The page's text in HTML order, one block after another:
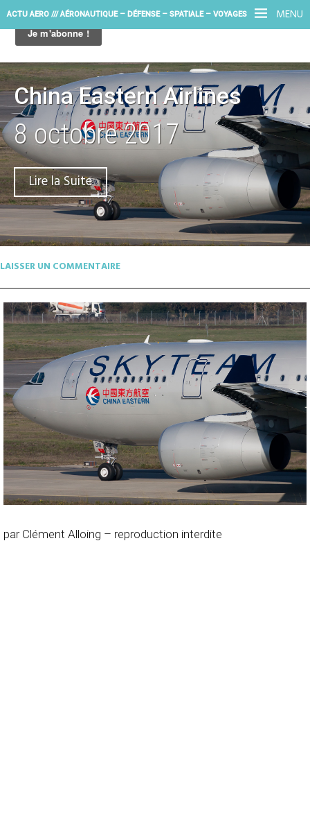
MENU
ACTU AERO /// AÉRONAUTIQUE – DÉFENSE – SPATIALE – VOYAGES
China Eastern Airlines
8 octobre 2017
Lire la Suite
LAISSER UN COMMENTAIRE
par Clément Alloing – reproduction interdite